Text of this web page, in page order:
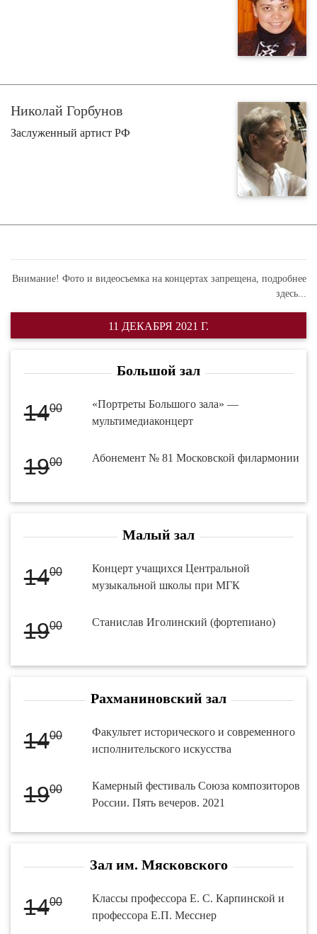
Николай Горбунов
Заслуженный артист РФ
Внимание! Фото и видеосъемка на концертах запрещена, подробнее
здесь...
11 ДЕКАБРЯ 2021 Г.
Большой зал
1400
«Портреты Большого зала» —
мультимедиаконцерт
1900 Абонемент № 81 Московской филармонии
Малый зал
1400
Концерт учащихся Центральной
музыкальной школы при МГК
1900 Станислав Иголинский (фортепиано)
Рахманиновский зал
1400
Факультет исторического и современного
исполнительского искусства
1900
Камерный фестиваль Союза композиторов
России. Пять вечеров. 2021
Зал им. Мясковского
1400
Классы профессора Е. С. Карпинской и
профессора Е.П. Месснер